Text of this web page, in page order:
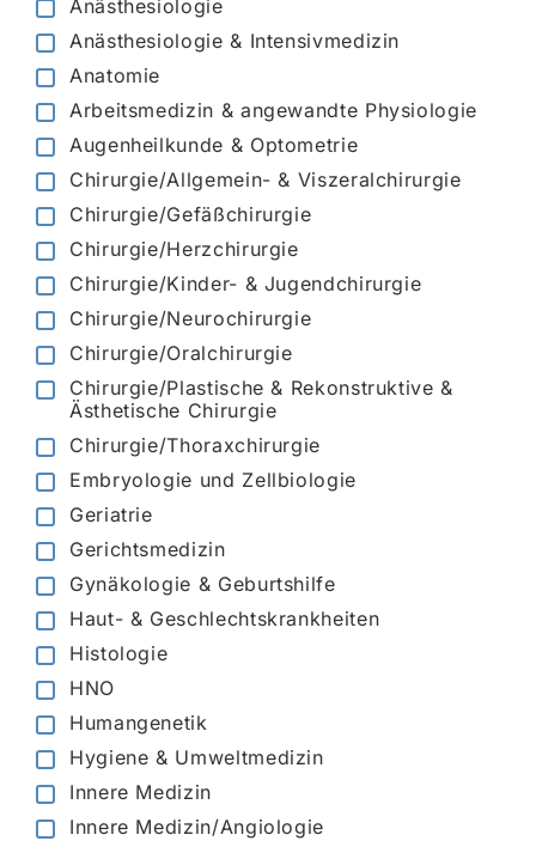
Anästhesiologie
Anästhesiologie & Intensivmedizin
Anatomie
Arbeitsmedizin & angewandte Physiologie
Augenheilkunde & Optometrie
Chirurgie/Allgemein- & Viszeralchirurgie
Chirurgie/Gefäßchirurgie
Chirurgie/Herzchirurgie
Chirurgie/Kinder- & Jugendchirurgie
Chirurgie/Neurochirurgie
Chirurgie/Oralchirurgie
Chirurgie/Plastische & Rekonstruktive &
Ästhetische Chirurgie
Chirurgie/Thoraxchirurgie
Embryologie und Zellbiologie
Geriatrie
Gerichtsmedizin
Gynäkologie & Geburtshilfe
Haut- & Geschlechtskrankheiten
Histologie
HNO
Humangenetik
Hygiene & Umweltmedizin
Innere Medizin
Innere Medizin/Angiologie